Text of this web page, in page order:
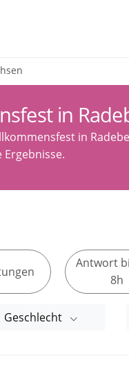
in
in
Antwort
8h
Geschlecht